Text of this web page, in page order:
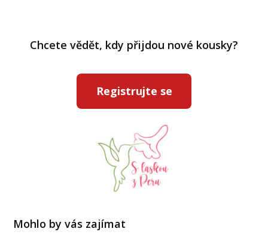
Chcete vědět, kdy přijdou nové kousky?
Registrujte se
Mohlo by vás zajímat